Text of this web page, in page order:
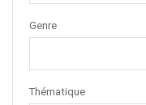
Genre
Thématique